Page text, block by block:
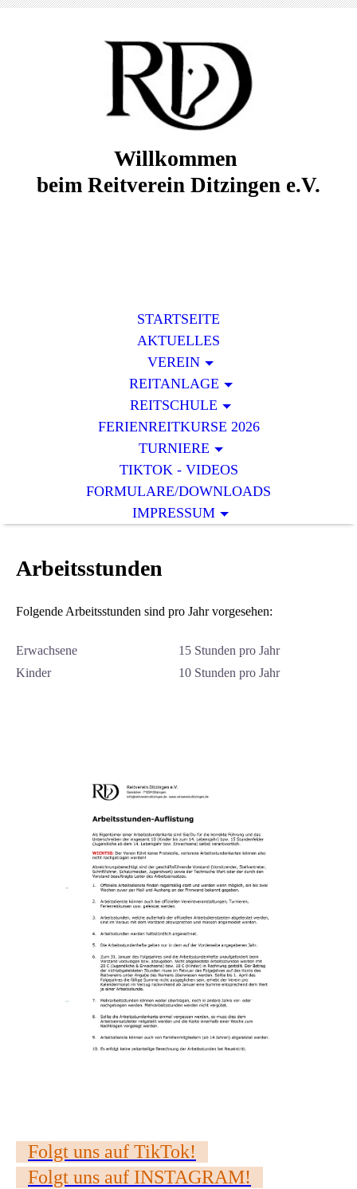
Willkommen
beim Reitverein Ditzingen e.V.
STARTSEITE
AKTUELLES
VEREIN
REITANLAGE
REITSCHULE
FERIENREITKURSE 2026
TURNIERE
TIKTOK - VIDEOS
FORMULARE/DOWNLOADS
IMPRESSUM
Arbeitsstunden
Folgende Arbeitsstunden sind pro Jahr vorgesehen:
Erwachsene
15 Stunden pro Jahr
Kinder
10 Stunden pro Jahr
Folgt uns auf TikTok!
Folgt uns auf INSTAGRAM!